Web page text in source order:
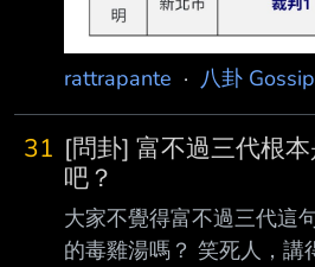
rattrapante · 八卦
31 [問卦] 富不過三代根
吧？
大家不覺得富不過三代這
的毒雞湯嗎？ 笑死人，講